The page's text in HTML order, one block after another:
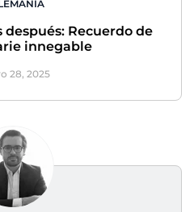
Recuerdo de
innegable
28, 2025